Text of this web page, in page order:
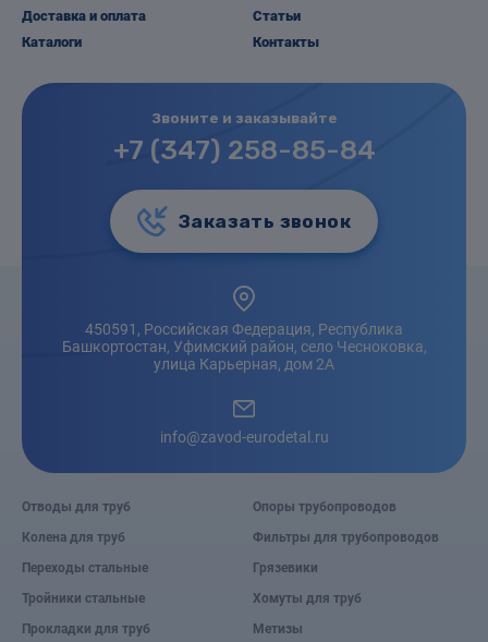
Доставка и оплата
Каталоги
Статьи
Контакты
Звоните и заказывайте
+7 (347) 258-85-84
Заказать звонок
450591, Российская Федерация, Республика
Башкортостан, Уфимский район, село Чесноковка,
улица Карьерная, дом 2А
info@zavod-eurodetal.ru
Отводы для труб
Колена для труб
Переходы стальные
Тройники стальные
Прокладки для труб
Опоры трубопроводов
Фильтры для трубопроводов
Грязевики
Хомуты для труб
Метизы